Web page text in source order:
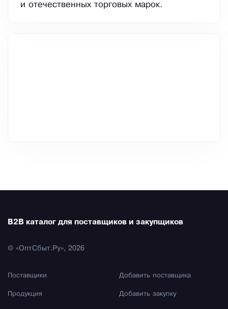
и отечественных торговых марок.
B2B каталог для поставщиков и закупщиков
© «ОптСбыт.Ру», 2026
Поставщики
Продукция
Добавить поставщика
Добавить закупку